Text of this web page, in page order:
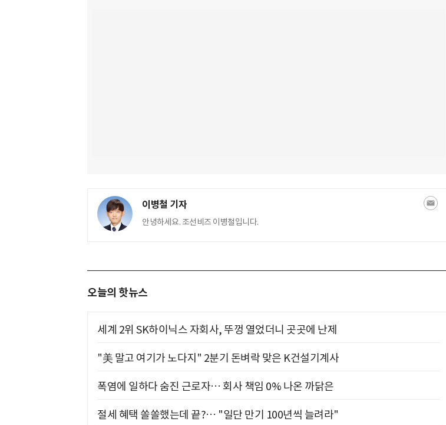
이병철 기자
안녕하세요. 조선비즈 이병철입니다.
오늘의 핫뉴스
세계 2위 SK하이닉스 자회사, 뚜껑 열었더니 곳곳에 난제
"美 말고 여기가 노다지" 2분기 돈벼락 맞은 K건설기계사
폭염에 일하다 숨진 근로자… 회사 책임 0% 나온 까닭은
절세 혜택 쏠쏠했는데 끝?… "일단 만기 100년씩 늘려라"